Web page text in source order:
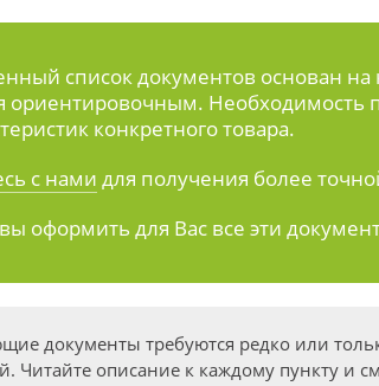
список документов основан на
ориентировочным. Необходимость
конкретного товара.
с нами для получения более
оформить для Вас все эти
документы требуются редко или
Читайте описание к каждому пункту и